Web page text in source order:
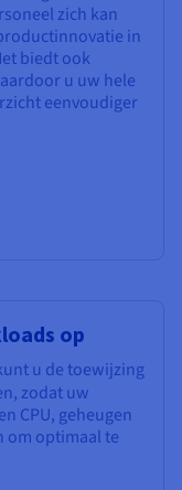
zich kan
in
biedt ook
u uw hele
eenvoudiger
op
u de toewijzing
zodat uw
CPU, geheugen
om optimaal te